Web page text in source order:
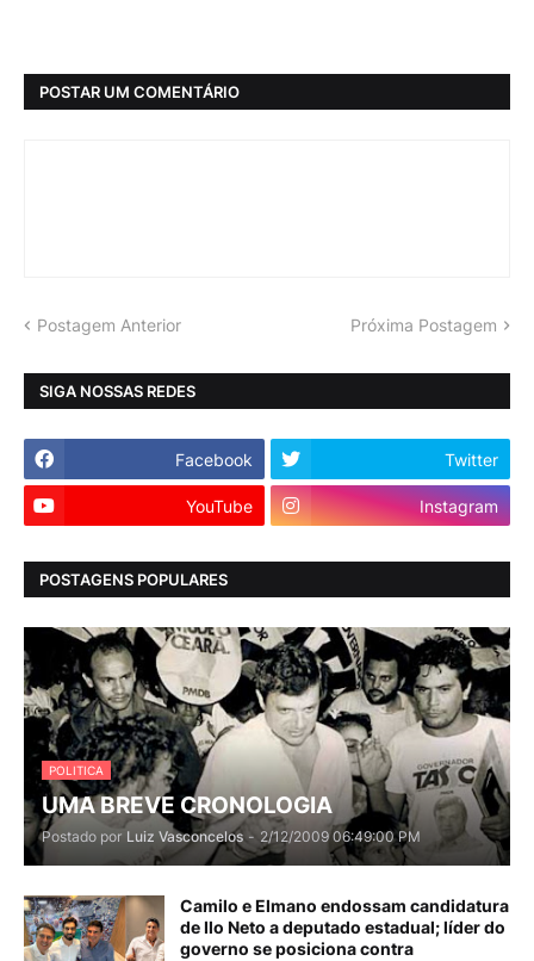
POSTAR UM COMENTÁRIO
Postagem Anterior Próxima Postagem
SIGA NOSSAS REDES
Facebook Twitter
YouTube Instagram
POSTAGENS POPULARES
POLITICA
UMA BREVE CRONOLOGIA
Postado por Luiz Vasconcelos - 2/12/2009 06:49:00 PM
Camilo e Elmano endossam candidatura
de Ilo Neto a deputado estadual; líder do
governo se posiciona contra